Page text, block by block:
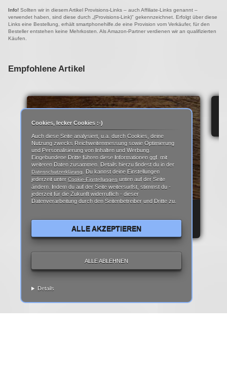
Info! Sollten wir in diesem Artikel Provisions-Links – auch Affiliate-Links genannt –
verwendet haben, sind diese durch „(Provisions-Link)" gekennzeichnet. Erfolgt über diese
Links eine Bestellung, erhält smartphonehilfe.de eine Provision vom Verkäufer, für den
Besteller entstehen keine Mehrkosten. Als Amazon-Partner verdienen wir an qualifizierten
Käufen.
Empfohlene Artikel
REPARATUR ANLEITUNG | TEARDOWN
Cookies, lecker Cookies :-)
Auch diese Seite analysiert, u.a. durch Cookies, deine
Nutzung zwecks Reichweitenmessung sowie Optimierung
und Personalisierung von Inhalten und Werbung.
Eingebundene Dritte führen diese Informationen ggf. mit
weiteren Daten zusammen. Details hierzu findest du in der
Datenschutzerklärung
. Du kannst deine Einstellungen
jederzeit unter Cookie-Einstellungen unten auf der Seite
ändern. Indem du auf der Seite weitersurfst, stimmst du -
jederzeit für die Zukunft widerruflich - dieser
Datenverarbeitung durch den Seitenbetreiber und Dritte zu.
ALLE AKZEPTIEREN
ALLE ABLEHNEN
Details